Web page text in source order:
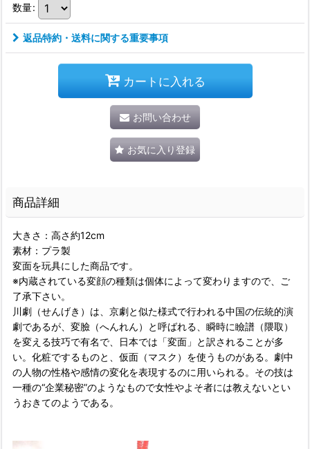
数量:
返品特約・送料に関する重要事項
カートに入れる
お問い合わせ
お気に入り登録
商品詳細
大きさ：高さ約12cm
素材：プラ製
変面を玩具にした商品です。
※内蔵されている変顔の種類は個体によって変わりますので、ご
了承下さい。
川劇（せんげき）は、京劇と似た様式で行われる中国の伝統的演
劇であるが、変臉（へんれん）と呼ばれる、瞬時に瞼譜（隈取）
を変える技巧で有名で、日本では「変面」と訳されることが多
い。化粧でするものと、仮面（マスク）を使うものがある。劇中
の人物の性格や感情の変化を表現するのに用いられる。その技は
一種の“企業秘密”のようなもので女性やよそ者には教えないとい
うおきてのようである。